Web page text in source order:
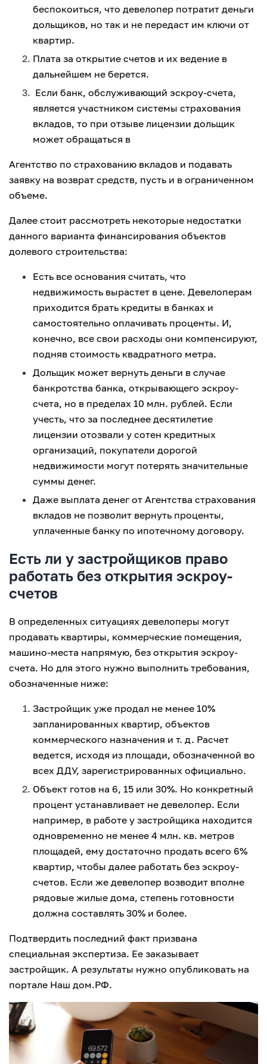
беспокоиться, что девелопер потратит деньги
дольщиков, но так и не передаст им ключи от
квартир.
Плата за открытие счетов и их ведение в
дальнейшем не берется.
Если банк, обслуживающий эскроу-счета,
является участником системы страхования
вкладов, то при отзыве лицензии дольщик
может обращаться в
Агентство по страхованию вкладов и подавать
заявку на возврат средств, пусть и в ограниченном
объеме.
Далее стоит рассмотреть некоторые недостатки
данного варианта финансирования объектов
долевого строительства:
Есть все основания считать, что
недвижимость вырастет в цене. Девелоперам
приходится брать кредиты в банках и
самостоятельно оплачивать проценты. И,
конечно, все свои расходы они компенсируют,
подняв стоимость квадратного метра.
Дольщик может вернуть деньги в случае
банкротства банка, открывающего эскроу-
счета, но в пределах 10 млн. рублей. Если
учесть, что за последнее десятилетие
лицензии отозвали у сотен кредитных
организаций, покупатели дорогой
недвижимости могут потерять значительные
суммы денег.
Даже выплата денег от Агентства страхования
вкладов не позволит вернуть проценты,
уплаченные банку по ипотечному договору.
Есть ли у застройщиков право
работать без открытия эскроу-
счетов
В определенных ситуациях девелоперы могут
продавать квартиры, коммерческие помещения,
машино-места напрямую, без открытия эскроу-
счета. Но для этого нужно выполнить требования,
обозначенные ниже:
Застройщик уже продал не менее 10%
запланированных квартир, объектов
коммерческого назначения и т. д. Расчет
ведется, исходя из площади, обозначенной во
всех ДДУ, зарегистрированных официально.
Объект готов на 6, 15 или 30%. Но конкретный
процент устанавливает не девелопер. Если
например, в работе у застройщика находится
одновременно не менее 4 млн. кв. метров
площадей, ему достаточно продать всего 6%
квартир, чтобы далее работать без эскроу-
счетов. Если же девелопер возводит вполне
рядовые жилые дома, степень готовности
должна составлять 30% и более.
Подтвердить последний факт призвана
специальная экспертиза. Ее заказывает
застройщик. А результаты нужно опубликовать на
портале Наш дом.РФ.